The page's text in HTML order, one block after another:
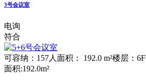
3号会议室
电询
符合
可容纳：157人面积： 192.0 m²楼层：6F
面积:192.0m²